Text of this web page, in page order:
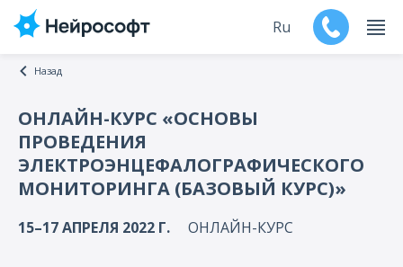
Поддержка
Контакты
Ru
Назад
ОНЛАЙН-КУРС «ОСНОВЫ
ПРОВЕДЕНИЯ
ЭЛЕКТРОЭНЦЕФАЛОГРАФИЧЕСКОГО
МОНИТОРИНГА (БАЗОВЫЙ КУРС)»
15–17 АПРЕЛЯ 2022 Г. ОНЛАЙН-КУРС